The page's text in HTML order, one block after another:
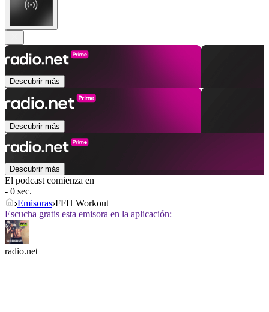
Descubrir más
Descubrir más
Descubrir más
El podcast comienza en
- 0 sec.
Emisoras FFH Workout
Escucha gratis esta emisora en la aplicación:
radio.net